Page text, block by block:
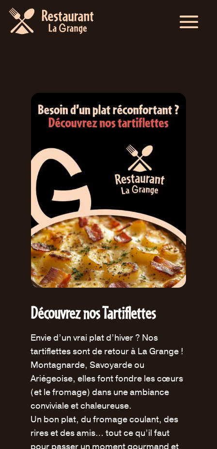
Découvrez nos Tartiflettes
Envie d’un vrai plat d’hiver ? Nos
tartiflettes sont de retour à La Grange !
Montagnarde, Savoyarde ou
Ariégeoise, elles font fondre les cœurs
(et le fromage) dans une ambiance
conviviale et chaleureuse.
Un bon plat, du fromage coulant, des
rires et des amis… tout ce qu’il faut
pour passer un moment gourmand et